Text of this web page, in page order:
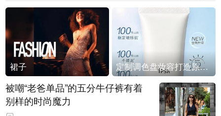
裙子 定制调色盘妆容打造原生之美
被嘲“老爸单品”的五分牛仔裤有着
别样的时尚魔力